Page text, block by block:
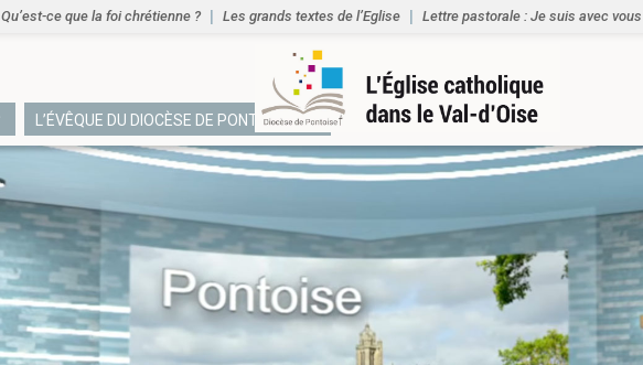
Qu’est-ce que la foi chrétienne ? Les grands textes de l’Eglise Lettre pastorale : Je suis avec vous
L’ÉVÊQUE DU DIOCÈSE DE PONTOISE